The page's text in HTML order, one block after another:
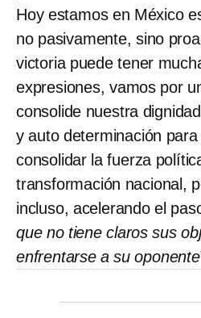
Hoy estamos en México
no pasivamente, sino
victoria puede tener
expresiones, vamos por
consolide nuestra
y auto determinación
consolidar la fuerza
transformación nacional,
incluso, acelerando el
que no tiene claros sus
enfrentarse a su oponente